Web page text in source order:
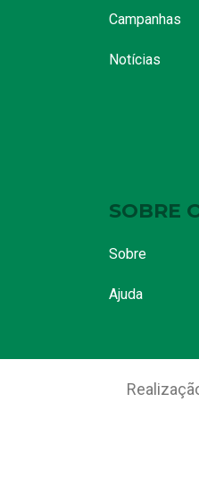
Campanhas
Notícias
SOBRE
Sobre
Ajuda